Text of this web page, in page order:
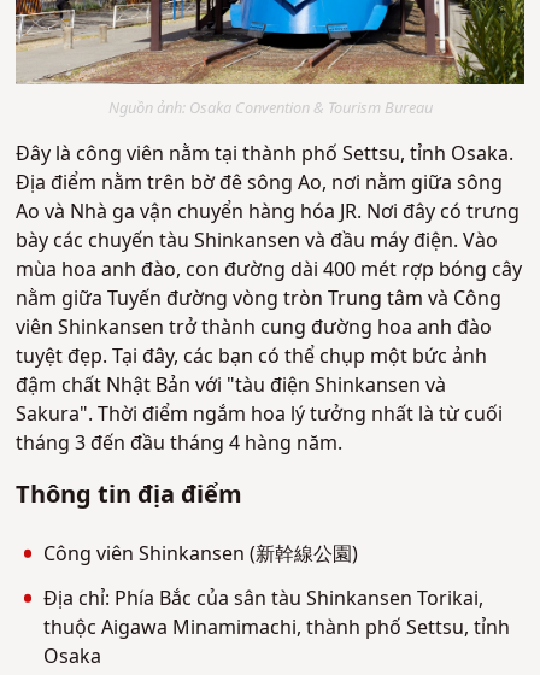
Nguồn ảnh: Osaka Convention & Tourism Bureau
Đây là công viên nằm tại thành phố Settsu, tỉnh Osaka.
Địa điểm nằm trên bờ đê sông Ao, nơi nằm giữa sông
Ao và Nhà ga vận chuyển hàng hóa JR. Nơi đây có trưng
bày các chuyến tàu Shinkansen và đầu máy điện. Vào
mùa hoa anh đào, con đường dài 400 mét rợp bóng cây
nằm giữa Tuyến đường vòng tròn Trung tâm và Công
viên Shinkansen trở thành cung đường hoa anh đào
tuyệt đẹp. Tại đây, các bạn có thể chụp một bức ảnh
đậm chất Nhật Bản với "tàu điện Shinkansen và
Sakura". Thời điểm ngắm hoa lý tưởng nhất là từ cuối
tháng 3 đến đầu tháng 4 hàng năm.
Thông tin địa điểm
Công viên Shinkansen (新幹線公園)
Địa chỉ: Phía Bắc của sân tàu Shinkansen Torikai,
thuộc Aigawa Minamimachi, thành phố Settsu, tỉnh
Osaka